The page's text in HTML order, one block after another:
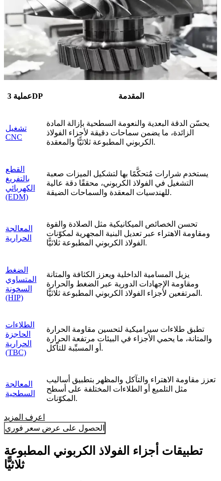
عملية 3DP المقدمة
تشغيل
CNC
يحسّن الدقة البعدية والنعومة السطحية بإزالة المادة
الزائدة، ما يضمن سماحات دقيقة لأجزاء الفولاذ
الكربوني المطبوعة ثلاثيًّا والمعقدة.
القطع
بالتفريغ
الكهربائي
(EDM)
يستخدم شرارات مُتحكَّمًا بها لتشكيل الميزات صعبة
التشغيل في الفولاذ الكربوني، محققًا دقة عالية
للهندسيات المعقدة والسماحات الضيقة.
المعالجة
الحرارية
تحسن الخصائص الميكانيكية مثل الصلادة والقوة
ومقاومة الاهتراء عبر تعديل البنية المجهرية لمكوّنات
الفولاذ الكربوني المطبوعة ثلاثيًّا.
الضغط
المتساوي
السخونة
(HIP)
يزيل المسامية الداخلية ويعزز الكثافة والمتانة
ومقاومة الإجهادات الدورية عبر الضغط والحرارة
المرتفعين لأجزاء الفولاذ الكربوني المطبوعة ثلاثيًّا.
الطلاءات
الحاجزة
الحرارية
(TBC)
تطبق طلاءات سيراميكية لتحسين مقاومة الحرارة
والمتانة، ما يحمي الأجزاء في البيئات مرتفعة الحرارة
أو المسبِّبة للتآكل.
المعالجة
السطحية
تعزز مقاومة الاهتراء والتآكل والمظهر بتطبيق أساليب
مثل التلميع أو الطلاءات المختلفة على أسطح
المكوّنات.
اعرف المزيد
الحصول على عرض سعر فوري
تطبيقات أجزاء الفولاذ الكربوني المطبوعة
ثلاثيًّا